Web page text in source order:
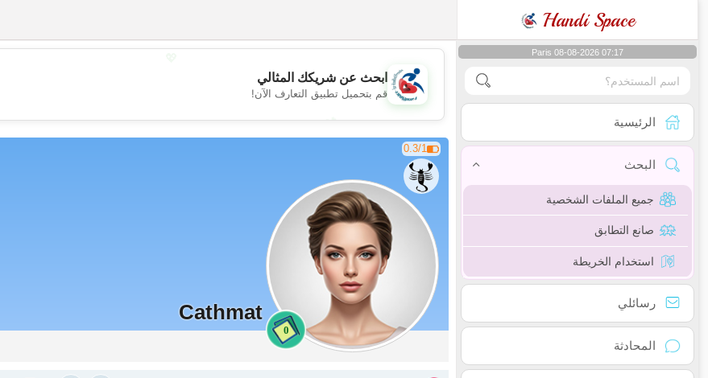
Handi Space
Paris 08-08-2026 07:17
الرئيسية
البحث
جميع الملفات الشخصية
صانع التطابق
استخدام الخريطة
رسائلي
المحادثة
💕
ابحث عن شريكك المثالي
قم بتحميل تطبيق التعارف الآن!
0.3/1
0
Cathmat